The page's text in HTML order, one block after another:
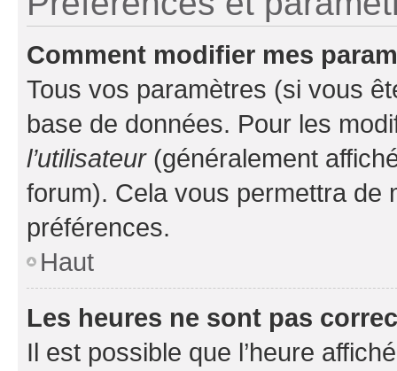
Comment modifier mes
Tous vos paramètres (si vous
base de données. Pour les
l’utilisateur(généralement
forum). Cela vous permettra de
préférences.
Haut
Les heures ne sont pas
Il est possible que l’heure